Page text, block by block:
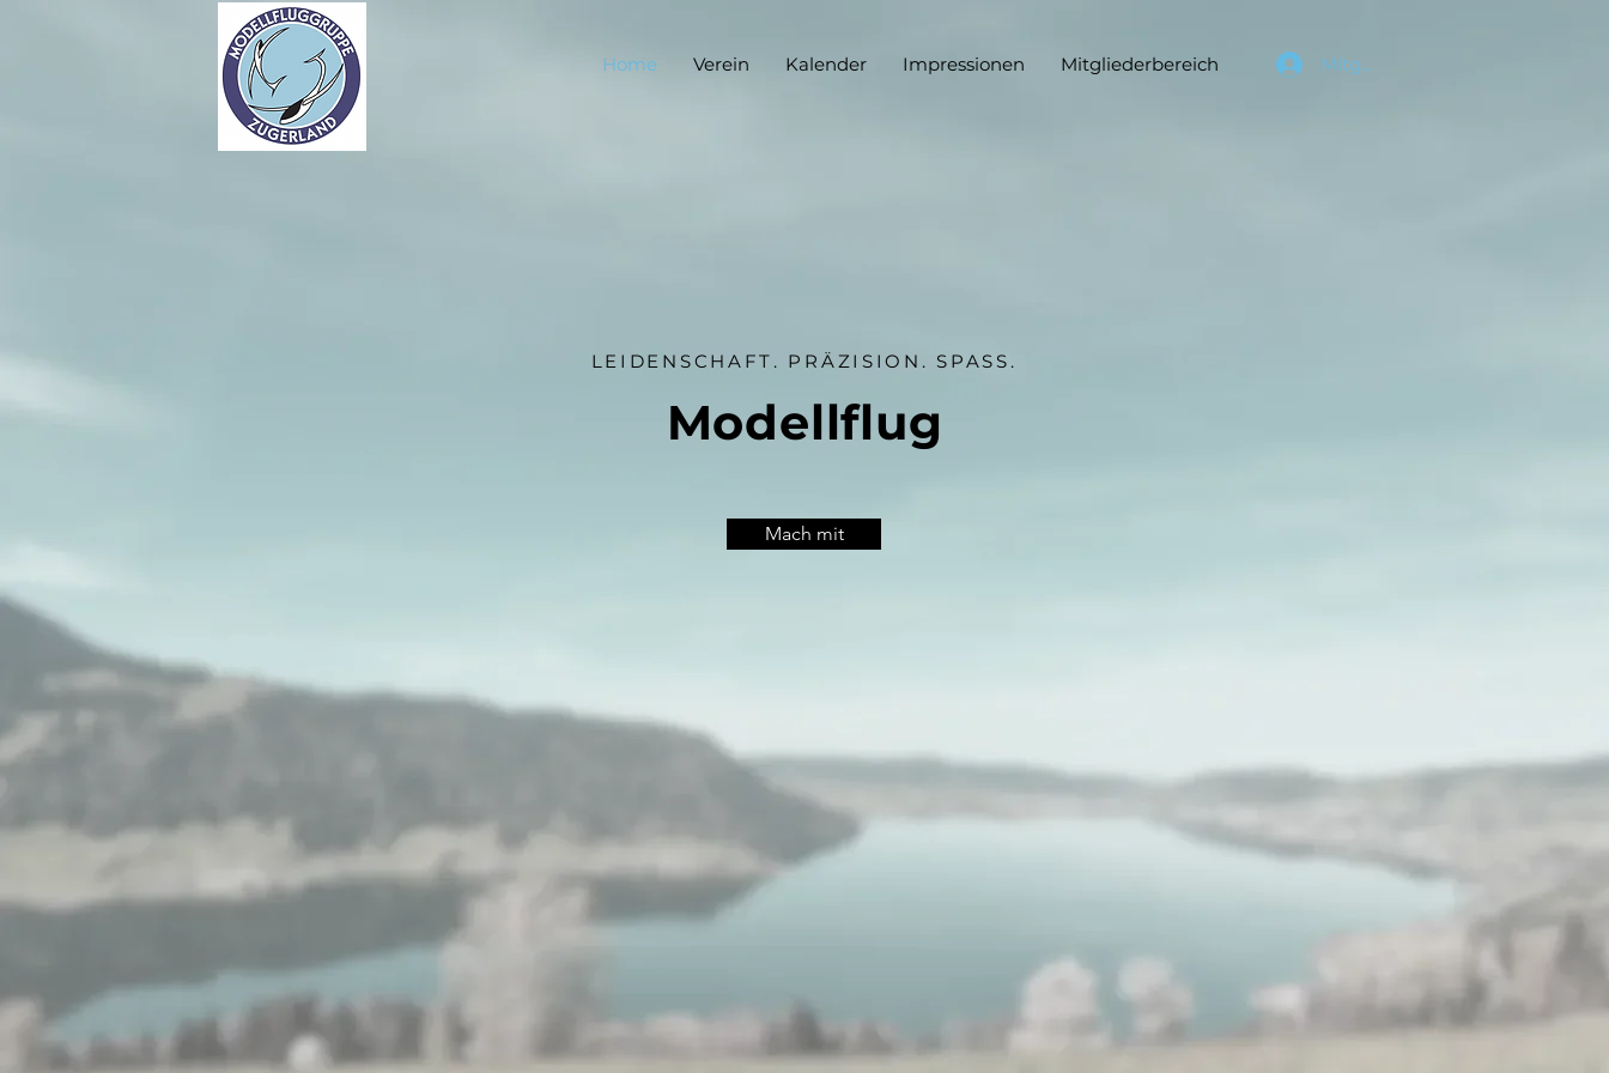
Home Verein Kalender Impressionen Mitgliederbereich Mitgl. Login
LEIDENSCHAFT. PRÄZISION. SPASS.
Modellflug
Mach mit